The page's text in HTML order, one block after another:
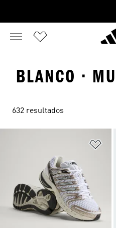
BLANCO ·
632 resultados